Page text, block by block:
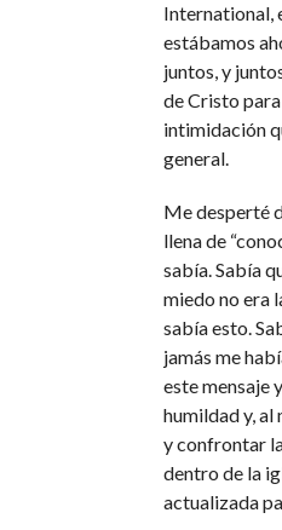
International,
estábamos
juntos, y
de Cristo
intimidación
general.
Me desperté
llena de
sabía. Sabía
miedo no era
sabía esto.
jamás me
este mensaje
humildad y, al
y confrontar
dentro de la
actualizada